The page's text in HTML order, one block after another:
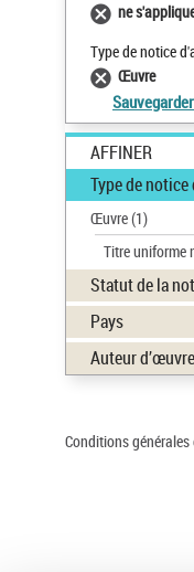
ne
Type de notice
Œuvre
AFFINER
Type de
Œuvre(1)
Titre uniforme
Statut de la
Pays
Auteur d’œuvre
Conditions